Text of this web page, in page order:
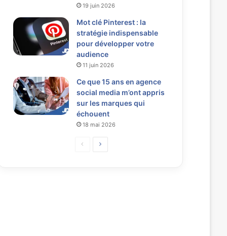
19 juin 2026
Mot clé Pinterest : la
stratégie indispensable
pour développer votre
audience
11 juin 2026
Ce que 15 ans en agence
social media m’ont appris
sur les marques qui
échouent
18 mai 2026
P